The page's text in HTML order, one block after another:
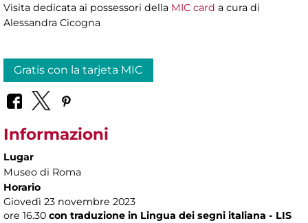
Visita dedicata ai possessori della MIC card a cura di
Alessandra Cicogna
Gratis con la tarjeta MIC
Informazioni
Lugar
Museo di Roma
Horario
Giovedì 23 novembre 2023
ore 16.30 con traduzione in Lingua dei segni italiana - LIS